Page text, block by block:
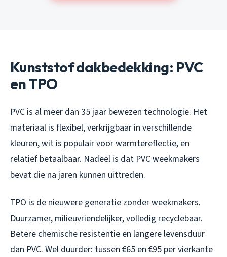
Kunststof dakbedekking: PVC
en TPO
PVC is al meer dan 35 jaar bewezen technologie. Het
materiaal is flexibel, verkrijgbaar in verschillende
kleuren, wit is populair voor warmtereflectie, en
relatief betaalbaar. Nadeel is dat PVC weekmakers
bevat die na jaren kunnen uittreden.
TPO is de nieuwere generatie zonder weekmakers.
Duurzamer, milieuvriendelijker, volledig recyclebaar.
Betere chemische resistentie en langere levensduur
dan PVC. Wel duurder: tussen €65 en €95 per vierkante